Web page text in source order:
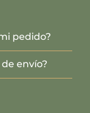
pedido?
envío?